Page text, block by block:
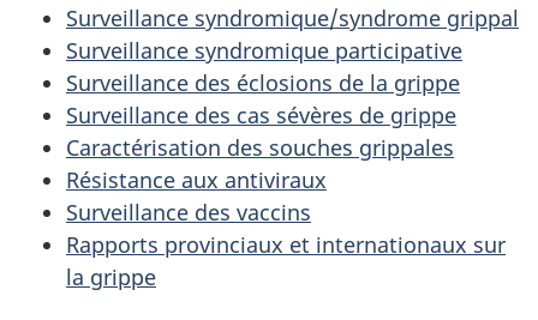
Surveillance syndromique/syndrome grippal
Surveillance syndromique participative
Surveillance des éclosions de la grippe
Surveillance des cas sévères de grippe
Caractérisation des souches grippales
Résistance aux antiviraux
Surveillance des vaccins
Rapports provinciaux et internationaux sur
la grippe